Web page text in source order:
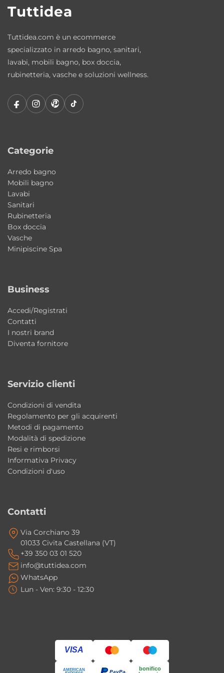
Caratteristiche principali
Collezione: Camaleo
Design: Alessandro Paolelli
Materiale lavabo: ceramica
Finitura lavabo: Matera Matt
Finitura mobili: Blu Marlin
Finitura accessori: Nero Matt
Stile: moderno contemporaneo
Perché scegliere la composizione Camaleo
#7
Una soluzione bagno completa che combina
design contemporaneo, materiali di alta
qualità e dettagli eleganti. Ideale per
arredare ambienti bagno moderni e
Il mobile bagno Camaleo #7 è adatto a
Sì, il design contemporaneo e le finiture
ricercate lo rendono ideale per arredare
bagni moderni eleganti e funzionali.
Sì, il lavabo Camaleo è realizzato in ceramica
nel tempo.
La composizione comprende elementi
contenitivi?
Sì, la composizione include mobili a terra con
cassetti e una colonna sospesa per
Lo specchio incluso è illuminato?
Sì, la composizione comprende uno
specchio con mensola in metallo e
illuminazione LED dal design moderno ed
elegante.
Tuttidea
Tuttidea.com è un ecommerce
specializzato in arredo bagno, sanitari,
lavabi, mobili bagno, box doccia,
rubinetteria, vasche e soluzioni wellness.
Categorie
Arredo bagno
Mobili bagno
Lavabi
Sanitari
Rubinetteria
Box doccia
Vasche
Minipiscine Spa
Business
Accedi/Registrati
Contatti
I nostri brand
Diventa fornitore
Servizio clienti
Condizioni di vendita
Regolamento per gli acquirenti
Metodi di pagamento
Modalità di spedizione
Resi e rimborsi
Informativa Privacy
Condizioni d'uso
Contatti
Via Corchiano 39
01033 Civita Castellana (VT)
+39 350 03 01 520
info@tuttidea.com
WhatsApp
Lun - Ven: 9:30 - 12:30
VISA
AMERICAN PayPal
bonifico